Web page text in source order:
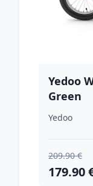
Yedoo
Green
Yedoo
209.90 €
179.90